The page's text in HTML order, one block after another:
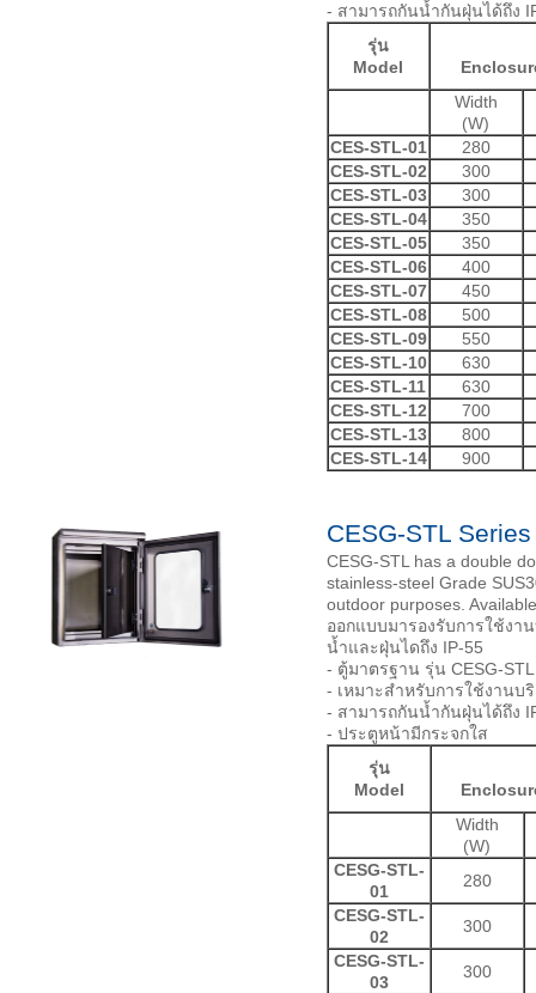
- สามารถกันน้ำกันฝุ่นได้ถึง
รุ่น
Model
Width
(W)
CES-STL-01
280
CES-STL-02
300
CES-STL-03
300
CES-STL-04
350
CES-STL-05
350
CES-STL-06
400
CES-STL-07
450
CES-STL-08
500
CES-STL-09
550
CES-STL-10
630
CES-STL-11
630
CES-STL-12
700
CES-STL-13
800
CES-STL-14
900
CESG-STL
CESG-STL has a double
stainless-steel Grade
outdoor purposes.
ออกแบบมารองรับการใช้งา
น้ำและฝุ่นไดถึง IP-55
- ตู้มาตรฐาน รุ่น CESG-STL
- เหมาะสำหรับการใช้งานบ
- สามารถกันน้ำกันฝุ่นได้ถึง
- ประตูหน้ามีกระจกใส
รุ่น
Model
Width
(W)
CESG-STL-
01
280
CESG-STL-
02
300
CESG-STL-
03
300